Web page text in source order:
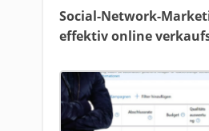
Social-Network-
effektiv online